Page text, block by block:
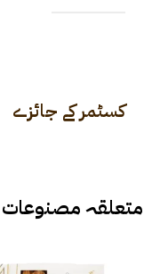
کسٹمر کے جائزے
متعلقہ مصنوعات